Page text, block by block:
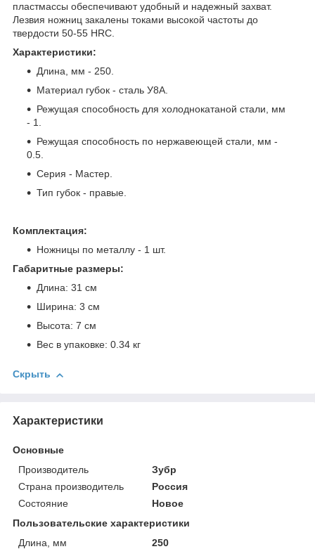
пластмассы обеспечивают удобный и надежный захват.
Лезвия ножниц закалены токами высокой частоты до
твердости 50-55 HRC.
Характеристики:
Длина, мм - 250.
Материал губок - сталь У8А.
Режущая способность для холоднокатаной стали, мм
- 1.
Режущая способность по нержавеющей стали, мм -
0.5.
Серия - Мастер.
Тип губок - правые.
Комплектация:
Ножницы по металлу - 1 шт.
Габаритные размеры:
Длина: 31 см
Ширина: 3 см
Высота: 7 см
Вес в упаковке: 0.34 кг
Скрыть
Характеристики
Основные
Производитель
Зубр
Страна производитель
Россия
Состояние
Новое
Пользовательские характеристики
Длина, мм
250